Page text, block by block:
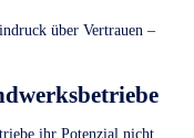
über Vertrauen –
ihr Potenzial nicht